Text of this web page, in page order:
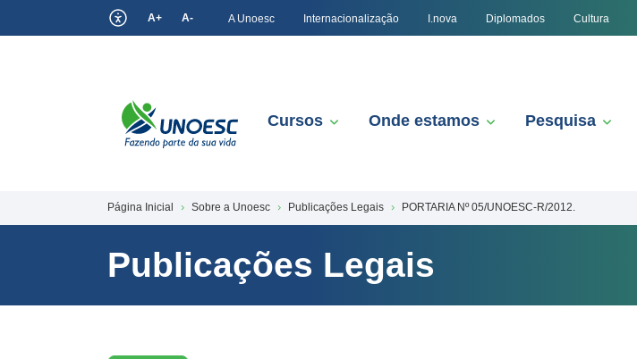
A+ A- A Unoesc Internacionalização I.nova Diplomados Cultura
Cursos Onde estamos Pesquisa
Página Inicial Sobre a Unoesc Publicações Legais PORTARIA Nº 05/UNOESC-R/2012.
Publicações Legais